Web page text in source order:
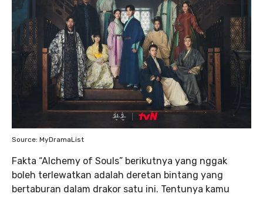
Source: MyDramaList
Fakta “Alchemy of Souls” berikutnya yang nggak
boleh terlewatkan adalah deretan bintang yang
bertaburan dalam drakor satu ini. Tentunya kamu